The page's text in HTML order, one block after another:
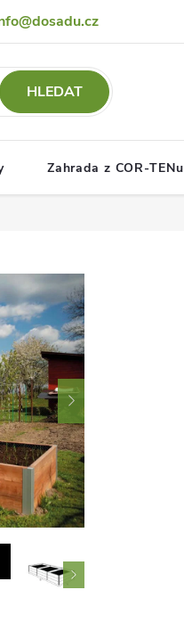
Fotogalerie Návody
HLEDAT
Zahrada z COR-TENu